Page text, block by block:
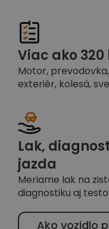
Viac ako
Motor,
exteriér, kolesá,
Lak,
jazda
Meriame lak na
diagnostiku aj
Ako vozidlo